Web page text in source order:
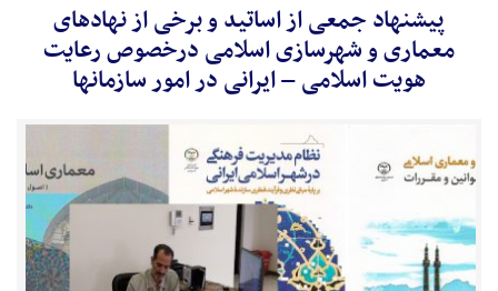
پیشنهاد جمعی از اساتید و برخی از نهادهای
معماری و شهرسازی اسلامی درخصوص رعایت
هویت اسلامی – ایرانی در امور سازمانها